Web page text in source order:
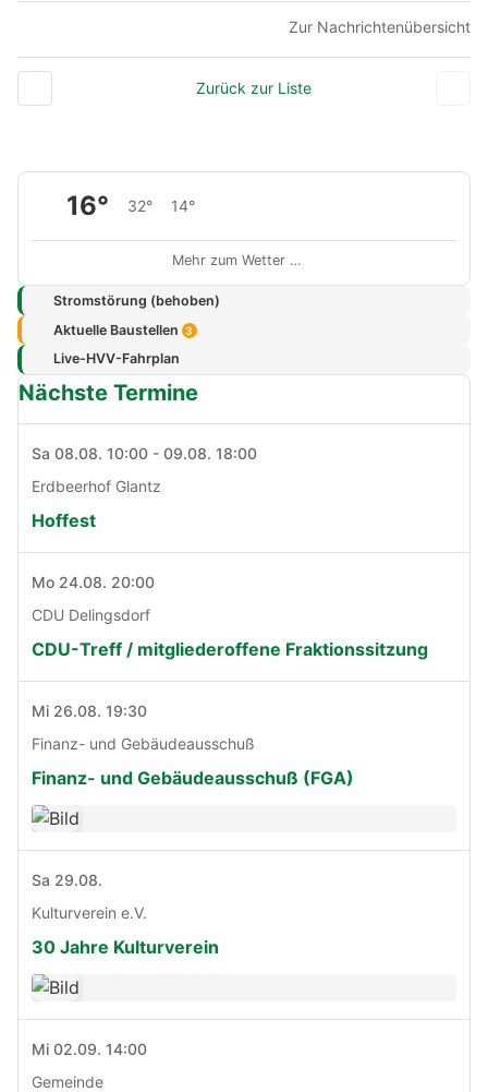
Zur Nachrichtenübersicht
Zurück zur Liste
16° 32° 14°
Mehr zum Wetter …
Stromstörung (behoben)
Aktuelle Baustellen 3
Live-HVV-Fahrplan
Nächste Termine
Sa 08.08. 10:00 - 09.08. 18:00
Erdbeerhof Glantz
Hoffest
Mo 24.08. 20:00
CDU Delingsdorf
CDU-Treff / mitgliederoffene Fraktionssitzung
Mi 26.08. 19:30
Finanz- und Gebäudeausschuß
Finanz- und Gebäudeausschuß (FGA)
Sa 29.08.
Kulturverein e.V.
30 Jahre Kulturverein
Mi 02.09. 14:00
Gemeinde